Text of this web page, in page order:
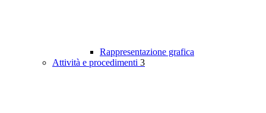
Rappresentazione grafica
Attività e procedimenti 3